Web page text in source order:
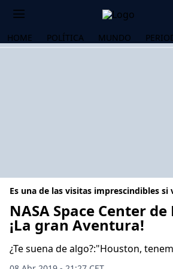
HOME POLÍTICA MUNDO
Es una de las visitas imprescindibles si
NASA Space Center
¡La gran Aventura!
¿Te suena de algo?:"Houston,